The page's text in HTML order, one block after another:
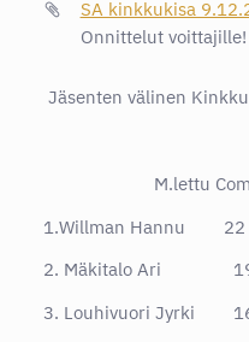
SA kinkkukisa
Onnittelut voittajille!
Jäsenten välinen
M.lettu Compak
1.Willman Hannu
2. Mäkitalo Ari
3. Louhivuori